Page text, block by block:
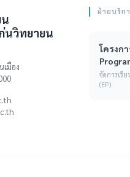
น
นวิทยายน
เมือง
ฝ่ายบริก
โครงก
จัดการเรี
(EP)